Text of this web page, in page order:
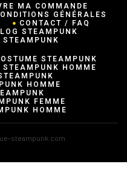
MA COMMANDE
GÉNÉRALES
CONTACT / FAQ
STEAMPUNK
STEAMPUNK
STEAMPUNK HOMME
HOMME
FEMME
HOMME
steampunk.com